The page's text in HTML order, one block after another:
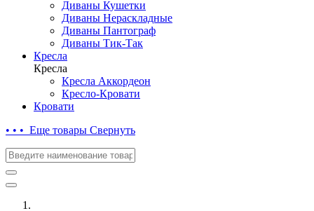
Диваны Кушетки
Диваны Нераскладные
Диваны Пантограф
Диваны Тик-Так
Кресла
Кресла
Кресла Аккордеон
Кресло-Кровати
Кровати
• • • Еще товары Свернуть